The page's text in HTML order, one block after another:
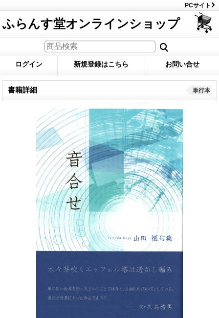
PCサイト
ふらんす堂オンラインショップ
ログイン 新規登録はこちら お問い合せ
書籍詳細 単行本